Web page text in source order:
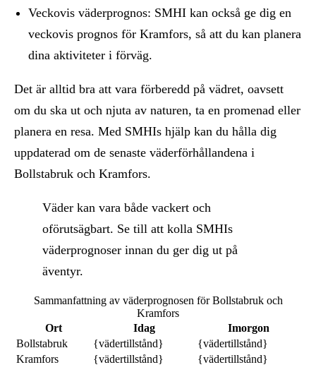
Veckovis väderprognos: SMHI kan också ge dig en
veckovis prognos för Kramfors, så att du kan planera
dina aktiviteter i förväg.
Det är alltid bra att vara förberedd på vädret, oavsett
om du ska ut och njuta av naturen, ta en promenad eller
planera en resa. Med SMHIs hjälp kan du hålla dig
uppdaterad om de senaste väderförhållandena i
Bollstabruk och Kramfors.
Väder kan vara både vackert och
oförutsägbart. Se till att kolla SMHIs
väderprognoser innan du ger dig ut på
äventyr.
Sammanfattning av väderprognosen för Bollstabruk och
Kramfors
Ort
Idag
Imorgon
Bollstabruk
{vädertillstånd}
{vädertillstånd}
Kramfors
{vädertillstånd} {vädertillstånd}